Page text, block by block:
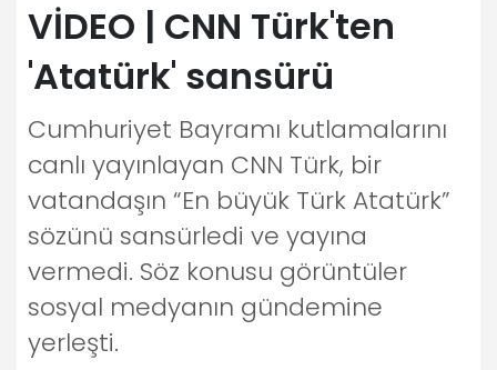
VİDEO | CNN Türk'ten
'Atatürk' sansürü
Cumhuriyet Bayramı kutlamalarını
canlı yayınlayan CNN Türk, bir
vatandaşın “En büyük Türk Atatürk”
sözünü sansürledi ve yayına
vermedi. Söz konusu görüntüler
sosyal medyanın gündemine
yerleşti.